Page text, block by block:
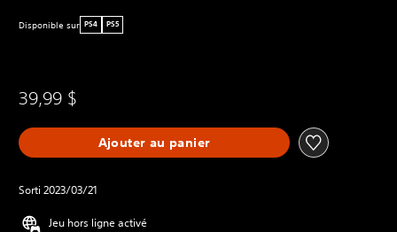
Disponible sur PS4 PS5
39,99 $
Ajouter au panier
Sorti 2023/03/21
Jeu hors ligne activé